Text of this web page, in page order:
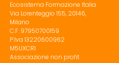
Ecosistema Formazione Italia
Via Lorenteggio 155, 20146,
Milano
C.F. 97950700159
P.Iva 13220600962
M5UXCR1
Associazione non profit